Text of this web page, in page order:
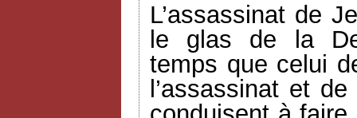
L’assassinat de
le glas de la
temps que celui
l’assassinat et